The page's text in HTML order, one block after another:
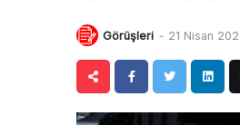
Görüşleri - 21 Nisan